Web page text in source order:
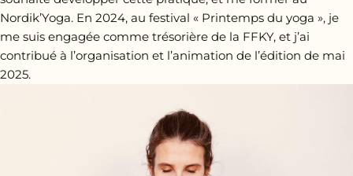
Nordik’Yoga. En 2024, au festival « Printemps du yoga », je
me suis engagée comme trésorière de la FFKY, et j’ai
contribué à l’organisation et l’animation de l’édition de mai
2025.